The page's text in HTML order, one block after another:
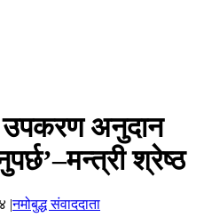
उपकरण अनुदान
श्रेष्ठ
|नमोबुद्ध संवाददाता